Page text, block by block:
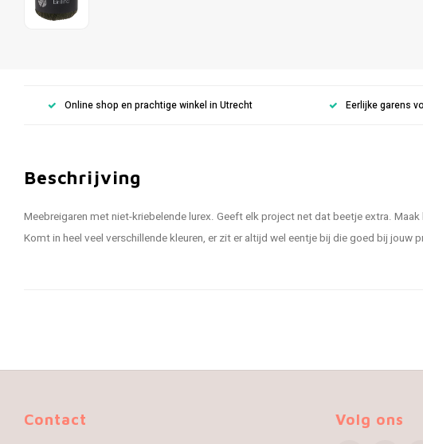
Online shop en prachtige winkel in Utrecht Eerlijke garens
Beschrijving
Meebreigaren met niet-kriebelende lurex. Geeft elk project net dat beetje extra.
Komt in heel veel verschillende kleuren, er zit er altijd wel eentje bij die goed bij jouw
Contact Volg ons